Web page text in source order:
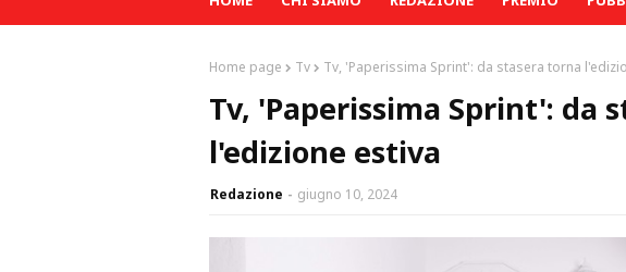
Home page Tv Tv, 'Paperissima Sprint': da stasera torna
Tv, 'Paperissima Sprint': da
l'edizione estiva
Redazione giugno 10, 2024